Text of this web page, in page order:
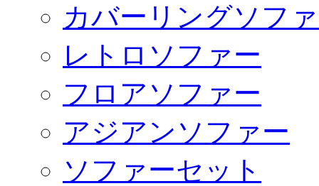
カバーリングソフ
レトロソファー
フロアソファー
アジアンソファー
ソファーセット